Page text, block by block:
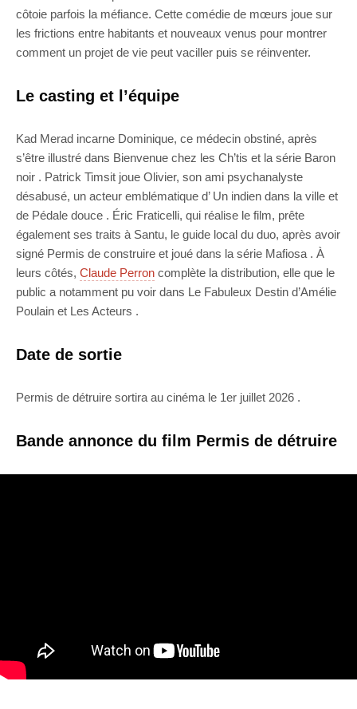
côtoie parfois la méfiance. Cette comédie de mœurs joue sur
les frictions entre habitants et nouveaux venus pour montrer
comment un projet de vie peut vaciller puis se réinventer.
Le casting et l’équipe
Kad Merad incarne Dominique, ce médecin obstiné, après
s’être illustré dans Bienvenue chez les Ch’tis et la série Baron
noir . Patrick Timsit joue Olivier, son ami psychanalyste
désabusé, un acteur emblématique d’ Un indien dans la ville et
de Pédale douce . Éric Fraticelli, qui réalise le film, prête
également ses traits à Santu, le guide local du duo, après avoir
signé Permis de construire et joué dans la série Mafiosa . À
leurs côtés, Claude Perron complète la distribution, elle que le
public a notamment pu voir dans Le Fabuleux Destin d’Amélie
Poulain et Les Acteurs .
Date de sortie
Permis de détruire sortira au cinéma le 1er juillet 2026 .
Bande annonce du film Permis de détruire